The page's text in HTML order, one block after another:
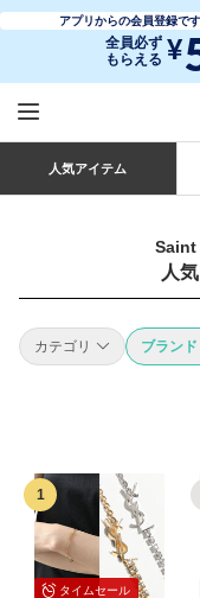
アプリからの会員登録で
全員必ず
もらえる ¥
人気アイテム
Saint
人
カテゴリ ブランド
タイムセール
1